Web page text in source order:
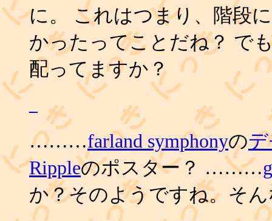
に。 これはつまり、階段
かったってことだね？ で
配ってますか？
………farland symphonyの
Rippleのポスター？ ………
か？そのようですね。そ